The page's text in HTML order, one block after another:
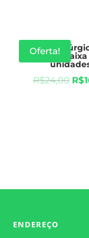
Oferta!
Máscara
C/Elástico
R$24,00 R$
ENDEREÇO